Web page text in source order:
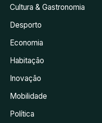
Cultura & Gastronomia
Desporto
Economia
Habitação
Inovação
Mobilidade
Política